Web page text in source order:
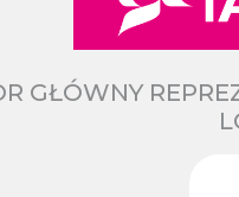
GŁÓWNY